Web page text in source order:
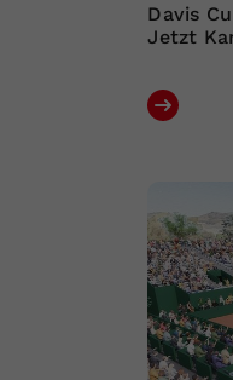
Davis
Jetzt